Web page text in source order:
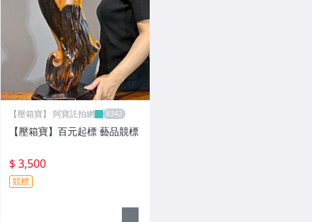
【壓箱寶】 阿寶託拍網
【壓箱寶】百元起標 藝品競標
$ 3,500
競標